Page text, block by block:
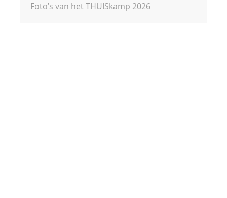
Foto’s van het THUISkamp 2026